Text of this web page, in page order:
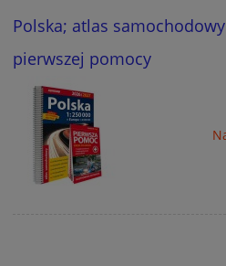
Polska; atlas
pierwszej pomocy